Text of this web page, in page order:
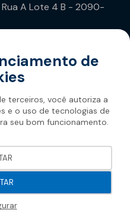
A Lote 4 B - 2090-
2026
terceiros, você autoriza a
e o uso de tecnologias de
seu bom funcionamento.